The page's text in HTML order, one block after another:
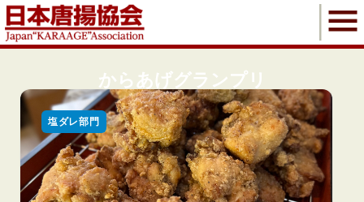
からあげグランプリ
塩ダレ部門